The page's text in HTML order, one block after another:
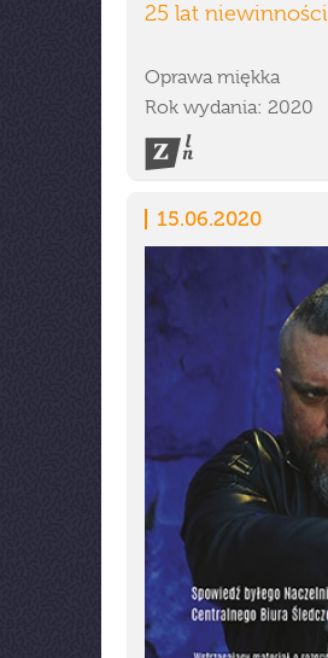
25 lat niewinności
Oprawa miękka
Rok wydania: 2020
15.06.2020